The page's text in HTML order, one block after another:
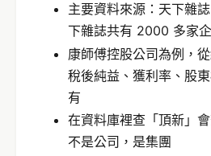
主要資料來源：天下雜
下雜誌共有 2000 多家
康師傅控股公司為例，
稅後純益、獲利率、股
有
在資料庫裡查「頂新」
不是公司，是集團